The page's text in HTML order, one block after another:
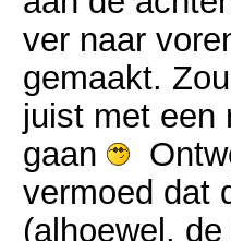
ver naar
gemaakt.
juist met een
gaan
vermoed dat
(alhoewel,